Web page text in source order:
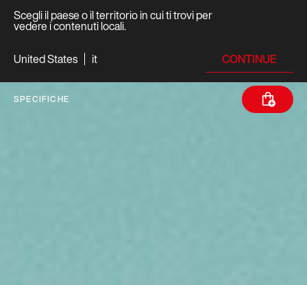
Scegli il paese o il territorio in cui ti trovi per
vedere i contenuti locali.
United States
it CONTINUE
SPECIFICHE